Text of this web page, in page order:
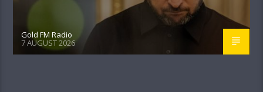
Gold FM Radio
7 AUGUST 2026